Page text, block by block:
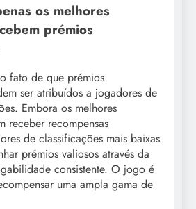
os melhores
prémios
fato de que prémios
ser atribuídos a jogadores de
Embora os melhores
receber recompensas
de classificações mais baixas
prémios valiosos através da
consistente. O jogo é
uma ampla gama de